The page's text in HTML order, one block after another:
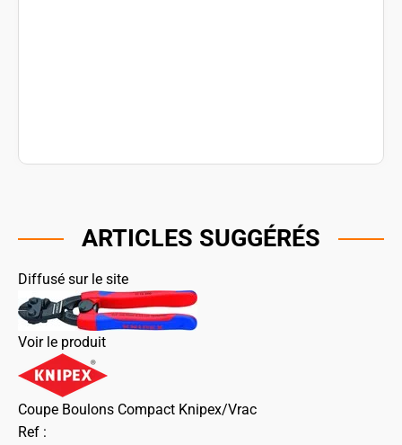
ARTICLES SUGGÉRÉS
Diffusé sur le site
Voir le produit
Coupe Boulons Compact Knipex/Vrac
Ref :